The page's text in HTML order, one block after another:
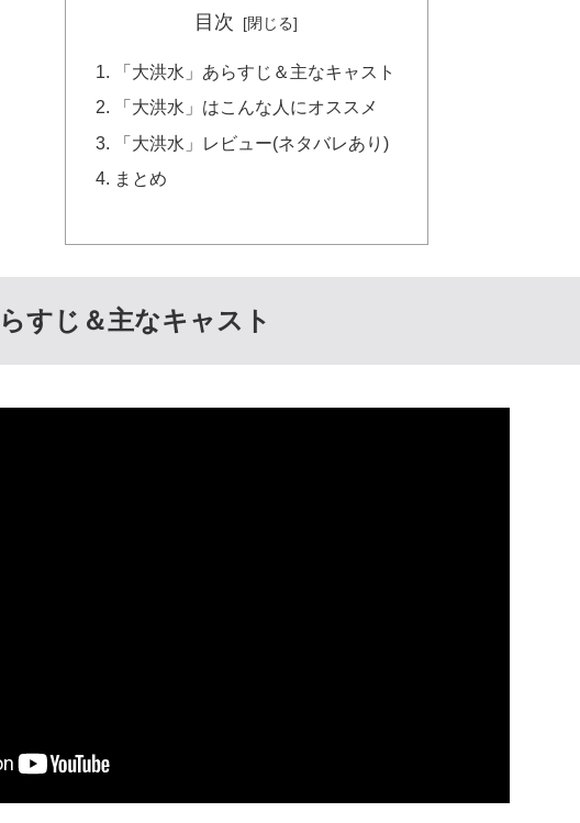
目次
「大洪水」あらすじ＆主なキャスト
「大洪水」はこんな人にオススメ
「大洪水」レビュー(ネタバレあり)
まとめ
らすじ＆主なキャスト